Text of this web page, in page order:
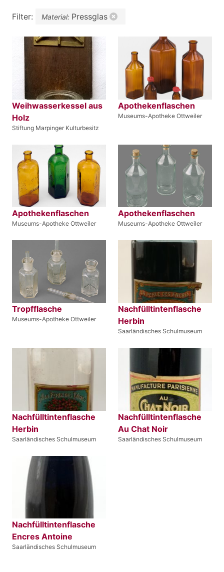
Filter: Material: Pressglas
Weihwasserkessel aus
Holz
Stiftung Marpinger Kulturbesitz
Apothekenflaschen
Museums-Apotheke Ottweiler
Apothekenflaschen
Museums-Apotheke Ottweiler
Apothekenflaschen
Museums-Apotheke Ottweiler
Tropfflasche
Museums-Apotheke Ottweiler
Nachfülltintenflasche
Herbin
Saarländisches Schulmuseum
Nachfülltintenflasche
Herbin
Saarländisches Schulmuseum
Nachfülltintenflasche
Au Chat Noir
Saarländisches Schulmuseum
Nachfülltintenflasche
Encres Antoine
Saarländisches Schulmuseum